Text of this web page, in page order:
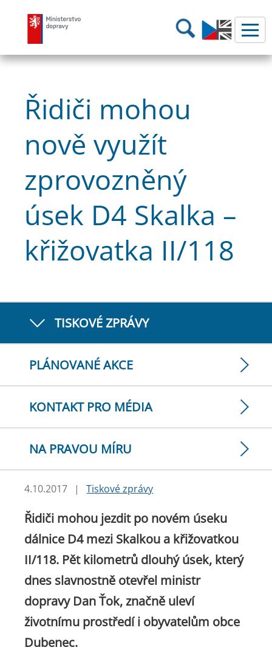
Ministerstvo dopravy Hledání
Řidiči mohou
nově využít
zprovozněný
úsek D4 Skalka –
křižovatka II/118
TISKOVÉ ZPRÁVY
PLÁNOVANÉ AKCE
KONTAKT PRO MÉDIA
NA PRAVOU MÍRU
4.10.2017 | Tiskové zprávy
Řidiči mohou jezdit po novém úseku
dálnice D4 mezi Skalkou a křižovatkou
II/118. Pět kilometrů dlouhý úsek, který
dnes slavnostně otevřel ministr
dopravy Dan Ťok, značně uleví
životnímu prostředí i obyvatelům obce
Dubenec.